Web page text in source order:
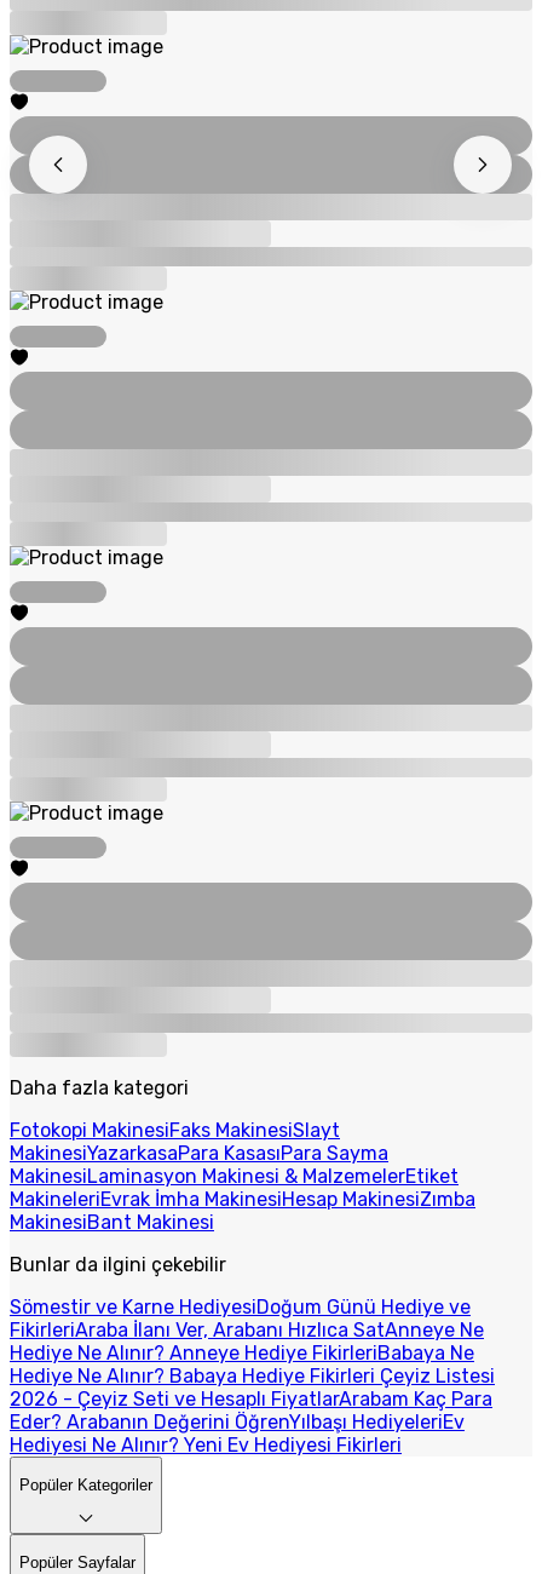
Daha fazla kategori
Fotokopi MakinesiFaks MakinesiSlayt
MakinesiYazarkasaPara KasasıPara Sayma
MakinesiLaminasyon Makinesi & MalzemelerEtiket
MakineleriEvrak İmha MakinesiHesap MakinesiZımba
MakinesiBant Makinesi
Bunlar da ilgini çekebilir
Sömestir ve Karne HediyesiDoğum Günü Hediye ve
FikirleriAraba İlanı Ver, Arabanı Hızlıca SatAnneye Ne
Hediye Ne Alınır? Anneye Hediye FikirleriBabaya Ne
Hediye Ne Alınır? Babaya Hediye Fikirleri Çeyiz Listesi
2026 - Çeyiz Seti ve Hesaplı FiyatlarArabam Kaç Para
Eder? Arabanın Değerini ÖğrenYılbaşı HediyeleriEv
Hediyesi Ne Alınır? Yeni Ev Hediyesi Fikirleri
Popüler Kategoriler
Popüler Sayfalar